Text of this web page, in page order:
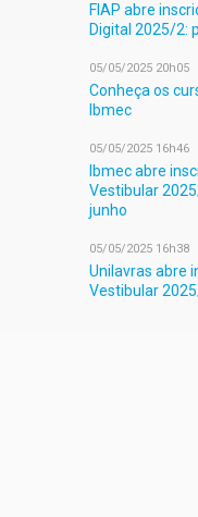
FIAP abre
Digital 2025/2:
05/05/2025 20h05
Conheça os
Ibmec
05/05/2025 16h46
Ibmec abre
Vestibular
junho
05/05/2025 16h38
Unilavras abre
Vestibular